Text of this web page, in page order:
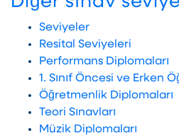
Seviyeler
Resital Seviyeleri
Performans Diplomaları
1. Sınıf Öncesi ve Erken
Öğretmenlik Diplomaları
Teori Sınavları
Müzik Diplomaları